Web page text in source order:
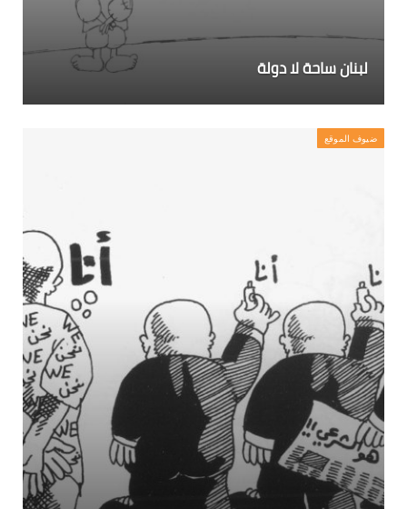
لبنان ساحة لا دولة
ضيوف الموقع